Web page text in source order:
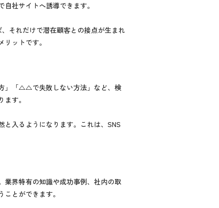
社サイトへ誘導できます。
それだけで潜在顧客との接点が生まれ
ットです。
」「△△で失敗しない方法」など、検
す。
入るようになります。これは、SNS
業界特有の知識や成功事例、社内の取
とができます。